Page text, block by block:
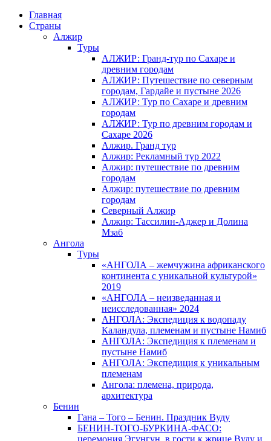
Главная
Страны
Алжир
Туры
АЛЖИР: Гранд-тур по Сахаре и
древним городам
АЛЖИР: Путешествие по северным
городам, Гардайе и пустыне 2026
АЛЖИР: Тур по Сахаре и древним
городам
АЛЖИР: Тур по древним городам и
Сахаре 2026
Алжир. Гранд тур
Алжир: Рекламный тур 2022
Алжир: путешествие по древним
городам
Алжир: путешествие по древним
городам
Северный Алжир
Алжир: Тассилин-Аджер и Долина
Мзаб
Ангола
Туры
«АНГОЛА – жемчужина африканского
континента с уникальной культурой»
2019
«АНГОЛА – неизведанная и
неисследованная» 2024
АНГОЛА: Экспедиция к водопаду
Каландула, племенам и пустыне Намиб
АНГОЛА: Экспедиция к племенам и
пустыне Намиб
АНГОЛА: Экспедиция к уникальным
племенам
Ангола: племена, природа,
архитектура
Бенин
Гана – Того – Бенин. Праздник Вуду
БЕНИН-ТОГО-БУРКИНА-ФАСО:
церемония Эгунгун, в гости к жрице Вуду и